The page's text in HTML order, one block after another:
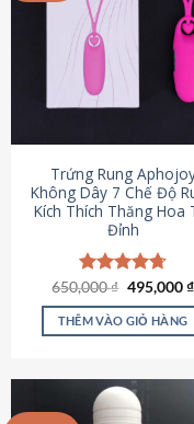
Trứng Rung
Không Dây 7 Chế Độ
Kích Thích Thăng Hoa
Đỉnh
Được xếp
hạng4.72
5 sao
650,000₫ Giá
là:
650,000 ₫.
495,000₫
THÊM VÀO GIỎ HÀNG